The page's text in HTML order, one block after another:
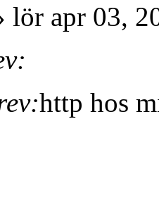
lör apr 03,
http hos